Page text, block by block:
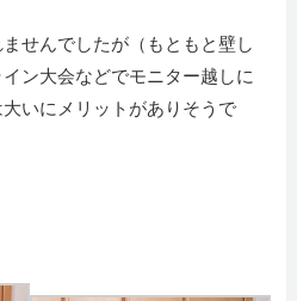
せんでしたが（もともと壁し
ン大会などでモニター越しに
いにメリットがありそうで